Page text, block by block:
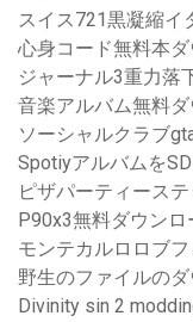
スイス721黒凝縮イ
心身コード無料本
ジャーナル3重力落
音楽アルバム無料
ソーシャルクラブ
Spotiyアルバムを
ピザパーティース
P90x3無料ダウン
モンテカルロロブ
野生のファイルの
Divinity sin 2